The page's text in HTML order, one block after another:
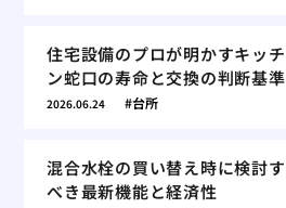
住宅設備のプロが明かすキッチ
ン蛇口の寿命と交換の判断基準
2026.06.24 台所
混合水栓の買い替え時に検討す
べき最新機能と経済性